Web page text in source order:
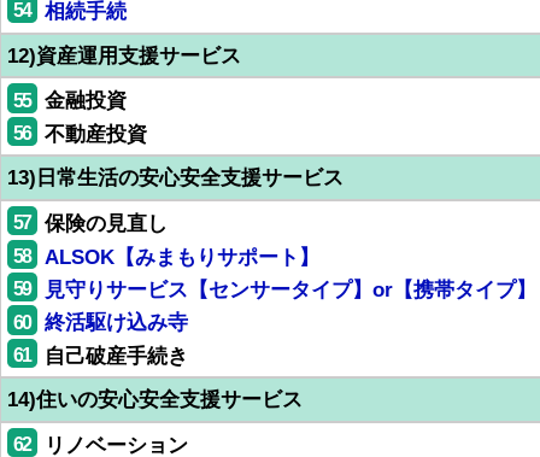
54
相続手続
12)資産運用支援サービス
55 金融投資
56
不動産投資
13)日常生活の安心安全支援サービス
57 保険の見直し
58 ALSOK【みまもりサポート】
59 見守りサービス【センサータイプ】or【携帯タイプ】
60 終活駆け込み寺
61
自己破産手続き
14)住いの安心安全支援サービス
62 リノベーション